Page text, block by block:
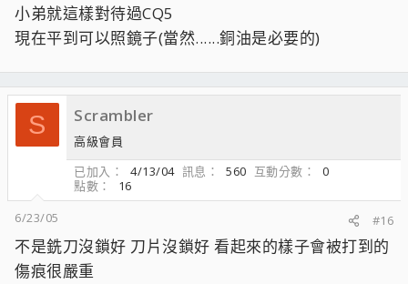
小弟就這樣對待過CQ5
現在平到可以照鏡子(當然......銅油是必要的)
S Scrambler
高級會員
已加入
4/13/04 訊息 560 互動分數
0
點數
16
6/23/05
#16
不是銑刀沒鎖好 刀片沒鎖好 看起來的樣子會被打到的
傷痕很嚴重